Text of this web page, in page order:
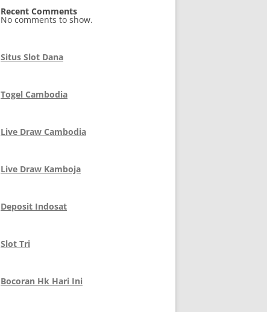
Recent Comments
No comments to show.
Situs Slot Dana
Togel Cambodia
Live Draw Cambodia
Live Draw Kamboja
Deposit Indosat
Slot Tri
Bocoran Hk Hari Ini